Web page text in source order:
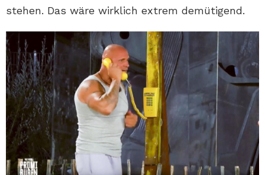
stehen. Das wäre wirklich extrem demütigend.